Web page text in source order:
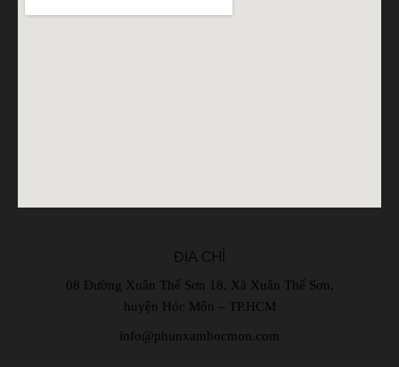
ĐỊA CHỈ
08 Đường Xuân Thế Sơn 18, Xã Xuân Thế Sơn,
huyện Hóc Môn – TP.HCM
info@phunxamhocmon.com